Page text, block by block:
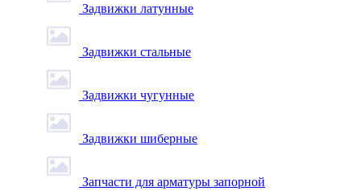
Задвижки латунные
Задвижки стальные
Задвижки чугунные
Задвижки шиберные
Запчасти для арматуры запорной